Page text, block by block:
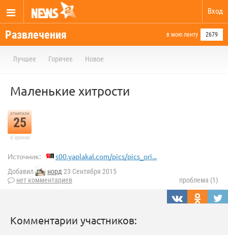
Вход
Развлечения в мою ленту 2679
Лучшее Горячее Новое
Маленькие хитрости
отметили
25
в архиве
Источник: s00.yaplakal.com/pics/pics_ori...
Добавил норд 23 Сентября 2015
нет комментариев
проблема (1)
Комментарии участников: